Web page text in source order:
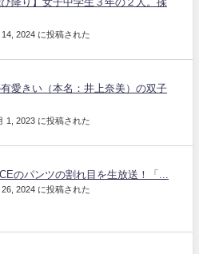
2024 に投稿された
有愛きい（本名：井上奈美）の双子
1, 2023 に投稿された
のパンツの割れ目を生放送！「...
2024 に投稿された